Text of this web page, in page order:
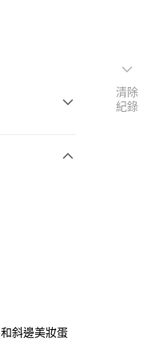
斜邊美妝蛋
清除
紀錄